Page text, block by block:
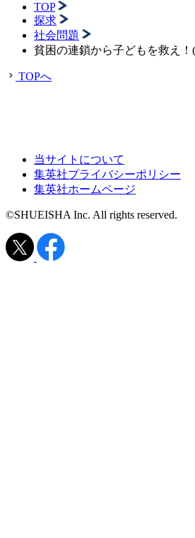
TOP
探求
社会問題
貧困の連鎖から子どもを救え！
TOPへ
当サイトについて
集英社プライバシーポリシー
集英社ホームページ
©SHUEISHA Inc. All rights reserved.